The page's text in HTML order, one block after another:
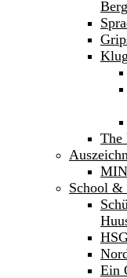
The
School &
Ein